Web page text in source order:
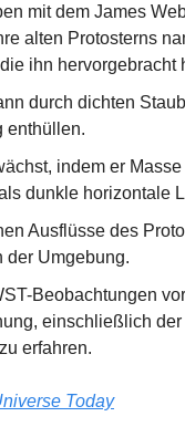
mit dem James
alten Protosterns
ihn hervorgebracht
durch dichten
enthüllen.
indem er
dunkle horizontale
Ausflüsse des
der Umgebung.
Beobachtungen
einschließlich
erfahren.
Today